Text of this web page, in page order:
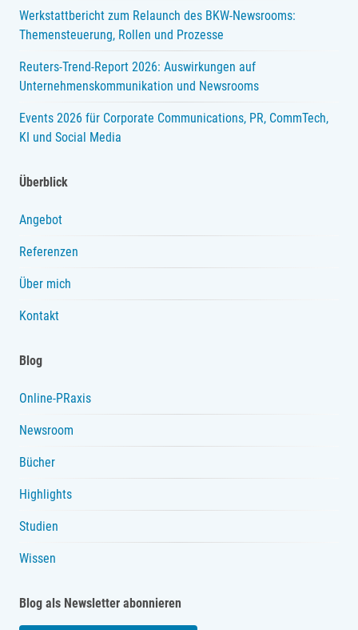
Werkstattbericht zum Relaunch des BKW-Newsrooms:
Themensteuerung, Rollen und Prozesse
Reuters-Trend-Report 2026: Auswirkungen auf
Unternehmenskommunikation und Newsrooms
Events 2026 für Corporate Communications, PR, CommTech,
KI und Social Media
Überblick
Angebot
Referenzen
Über mich
Kontakt
Blog
Online-PRaxis
Newsroom
Bücher
Highlights
Studien
Wissen
Blog als Newsletter abonnieren